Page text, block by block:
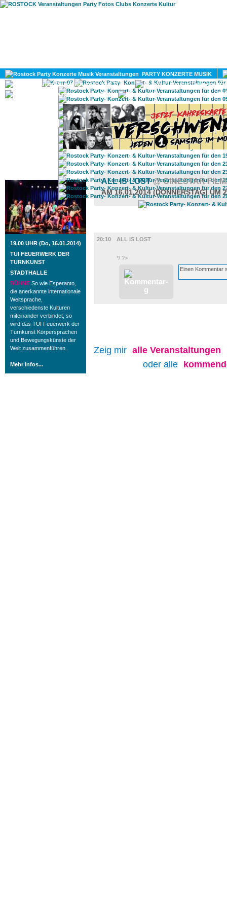
PARTY KONZERTE MUSIK
KULTUR
GAY
ROSTOCK TAGESTIPP
19.00 UHR (Do, 16.01.2014)
TUI FEUERWERK DER
TURNKUNST
STADTHALLE
BÜHNE So wie Esperanto,
die anerkannte internationale
Weltsprache,
verschiedenste Kulturen
miteinander verbindet, so
wird das TUI Feuerwerk der
Turnkunst Körpersprachen
und Bewegungskünste der
Welt zusammenführen.
Mehr Infos...
ALL IS LOST@ CINESTAR
AM 16.01.2014 (DONNERSTAG) UM
20:10
ALL IS LOST
*/ ?>
Zeig mir alle Veranstaltungen
oder alle